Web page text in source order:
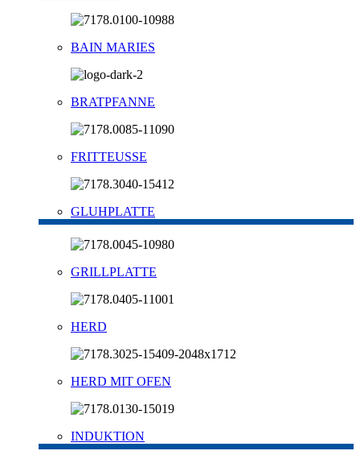
BAIN MARIES
BRATPFANNE
FRITTEUSSE
GLUHPLATTE
GRILLPLATTE
HERD
HERD MIT OFEN
INDUKTION